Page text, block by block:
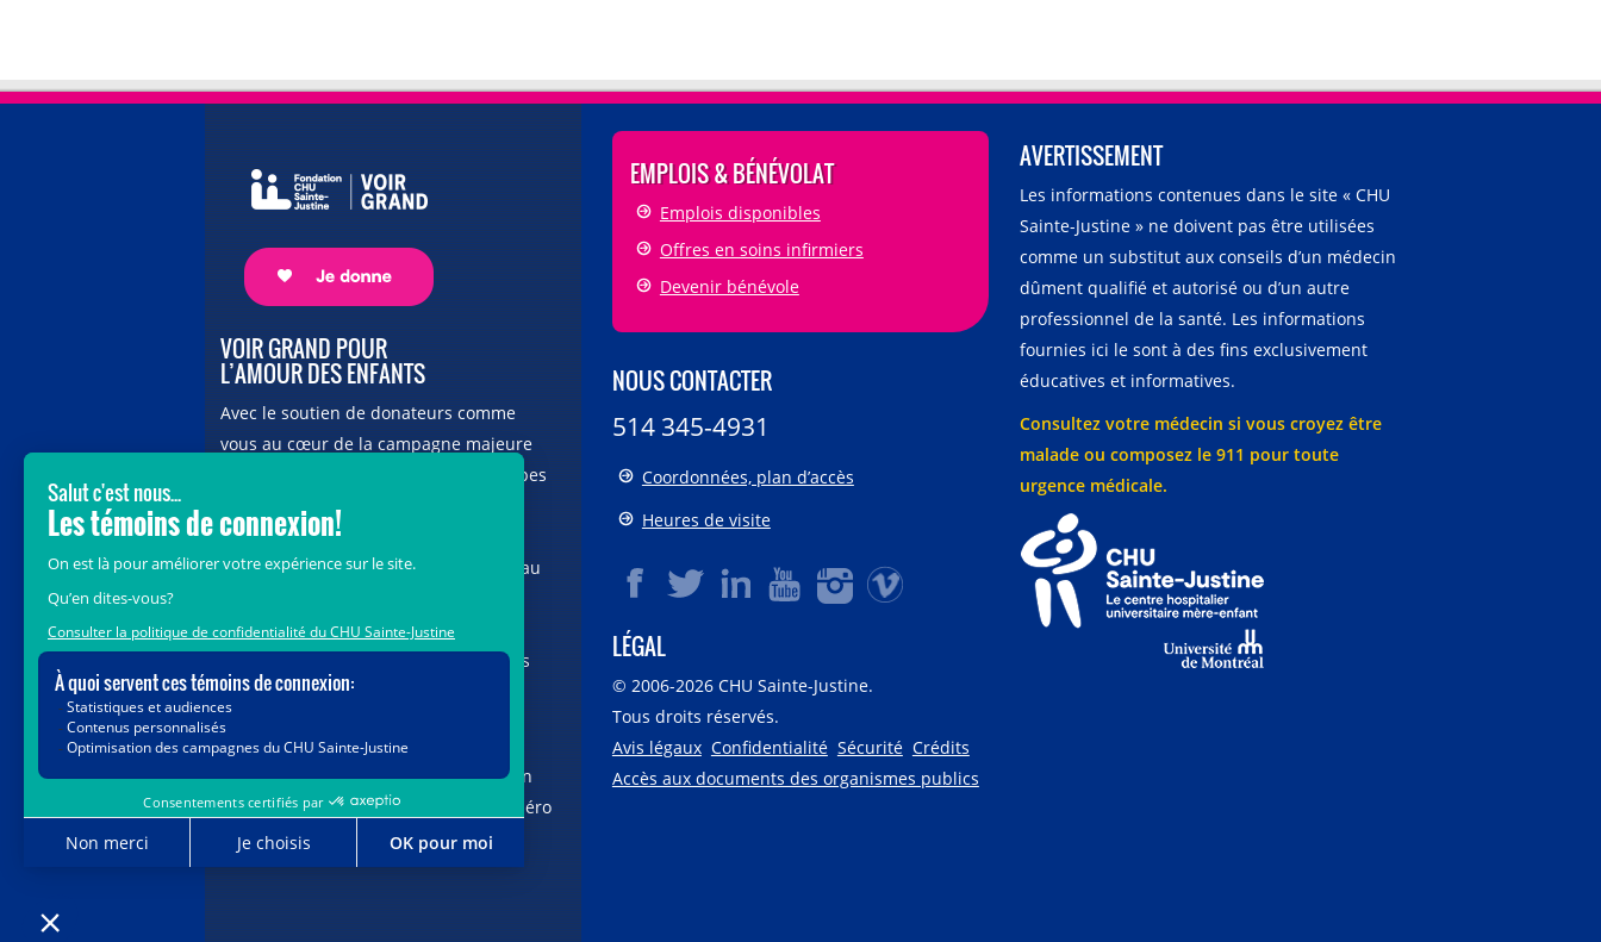
VOIR GRAND POUR
L’AMOUR DES ENFANTS
Avec le soutien de donateurs comme
vous au cœur de la campagne majeure
Voir Grand, nous conduisons les équipes
soignantes vers les opportunités de la
science et des nouvelles technologies
pour que chaque enfant, où qu’il soit au
savoir-être uniques du CHU Sainte-
Justine. Ensemble, unissons nos forces
pour leur avenir.
Merci de voir grand avec nous.
Vous pouvez également faire votre don
par la poste ou par téléphone au numéro
sans frais1-888-235-DONS (3667)
EMPLOIS & BÉNÉVOLAT
Emplois disponibles
Offres en soins infirmiers
Devenir bénévole
NOUS CONTACTER
514 345-4931
Coordonnées, plan d’accès
Heures de visite
LÉGAL
© 2006-2026CHU Sainte-Justine.
Tous droits réservés.
Avis légaux Confidentialité Sécurité Crédits
Accès aux documents des organismes publics
AVERTISSEMENT
Les informations contenues dans le site « CHU
Sainte-Justine » ne doivent pas être utilisées
comme un substitut aux conseils d’un médecin
dûment qualifié et autorisé ou d’un autre
professionnel de la santé. Les informations
fournies ici le sont à des fins exclusivement
éducatives et informatives.
Consultez votre médecin si vous croyez être
malade ou composez le 911 pour toute
urgence médicale.